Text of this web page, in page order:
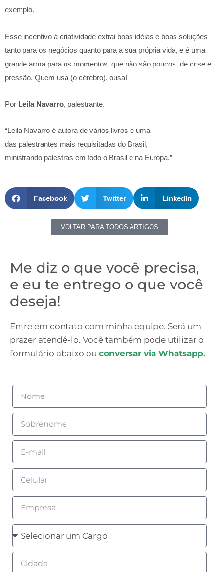
exemplo.
Esse incentivo à criatividade extrai boas idéias e boas soluções
tanto para os negócios quanto para a sua própria vida, e é uma
grande arma para os momentos, que não são poucos, de crise e
pressão. Quem usa (o cérebro), ousa!
Por Leila Navarro, palestrante.
“Leila Navarro é autora de vários livros e uma
das palestrantes mais requisitadas do Brasil,
ministrando palestras em todo o Brasil e na Europa.”
Facebook Twitter LinkedIn
VOLTAR PARA TODOS ARTIGOS
Me diz o que você precisa,
e eu te entrego o que você
deseja!
Entre em contato com minha equipe. Será um
prazer atendê-lo. Você também pode utilizar o
formulário abaixo ou conversar via Whatsapp.
Nome
Sobrenome
Email
Celular
Empresa
Cargo
Cidade